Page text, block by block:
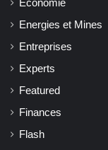
Economie
Energies et Mines
Entreprises
Experts
Featured
Finances
Flash